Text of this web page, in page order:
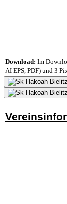
Download: Im
AI EPS, PDF) und 3